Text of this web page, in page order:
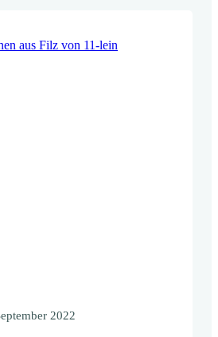
mit den
Motiven. Der Klassiker
2022